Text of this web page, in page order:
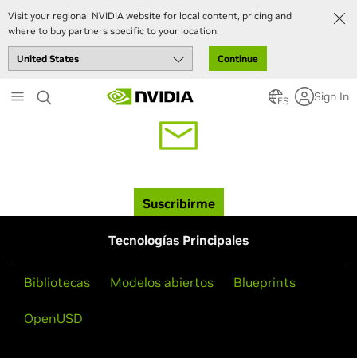
Visit your regional NVIDIA website for local content, pricing and
where to buy partners specific to your location.
Continue
to
ES Sign In
Suscribirme
Tecnologías Principales
Bibliotecas Modelos abiertos Blueprints
OpenUSD